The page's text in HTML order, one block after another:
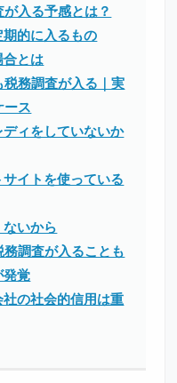
入る予感とは？
的に入るもの
とは
務調査が入る｜実
ース
ィをしていないか
イトを使っている
いから
調査が入ることも
覚
の社会的信用は重